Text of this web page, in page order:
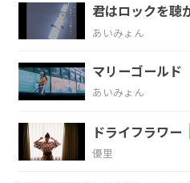
誰
D
かに
Bm Em
その
D G
思い出す
君はロックを聴
あいみょん
マリーゴールド
あいみょん
ドライフラワー
優里